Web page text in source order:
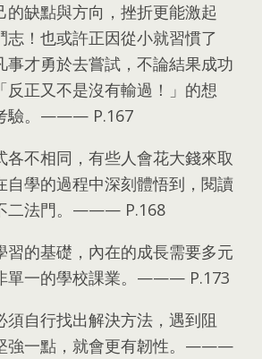
的缺點與方向 ， 挫折更能激起
志！也或許正因從小就習慣了
事才勇於去嘗試 ， 不論結果成功
反正又不是沒有輸過！」的想
驗。——— P.167
各不相同 ， 有些人會花大錢來取
自學的過程中深刻體悟到 ， 閱讀
二法門。——— P.168
習的基礎 ， 內在的成長需要多元
單一的學校課業。——— P.173
須自行找出解決方法 ， 遇到阻
強一點 ， 就會更有韌性。———